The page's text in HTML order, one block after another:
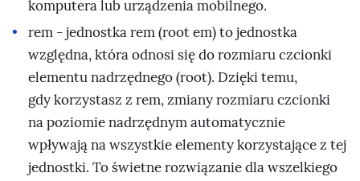
komputera lub urządzenia mobilnego.
rem - jednostka rem (root em) to jednostka
względna, która odnosi się do rozmiaru czcionki
elementu nadrzędnego (root). Dzięki temu,
gdy korzystasz z rem, zmiany rozmiaru czcionki
na poziomie nadrzędnym automatycznie
wpływają na wszystkie elementy korzystające z tej
jednostki. To świetne rozwiązanie dla wszelkiego